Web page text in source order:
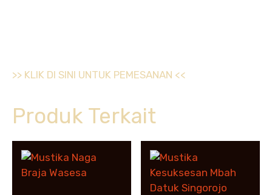
>> KLIK DI SINI UNTUK PEMESANAN <<
Produk Terkait